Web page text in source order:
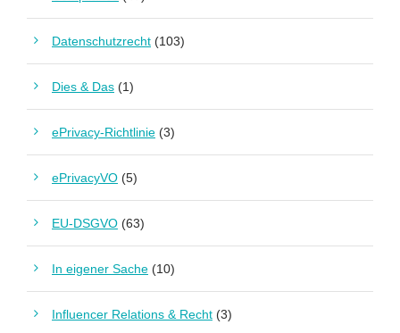
Datenschutzrecht (103)
Dies & Das (1)
ePrivacy-Richtlinie (3)
ePrivacyVO (5)
EU-DSGVO (63)
In eigener Sache (10)
Influencer Relations & Recht (3)